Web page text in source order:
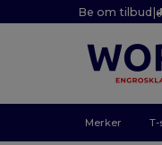
Be om tilbud|
Merker